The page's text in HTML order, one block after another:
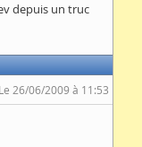
depuis un truc
Le 26/06/2009 à 11:53